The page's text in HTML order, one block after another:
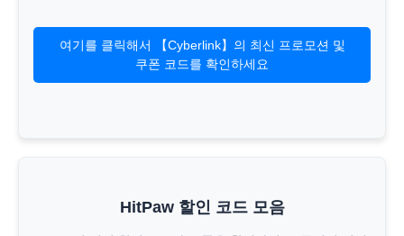
여기를 클릭해서 【Cyberlink】의 최신 프로모션 및
쿠폰 코드를 확인하세요
HitPaw 할인 코드 모음